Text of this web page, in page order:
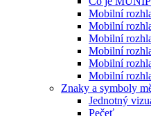
Mobilní
Mobilní
Mobilní
Mobilní
Mobilní
Mobilní
Znaky a symboly
Jednotný
Pečeť